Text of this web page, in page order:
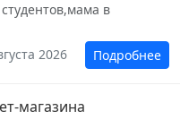
в
2026
Подробнее
магазина